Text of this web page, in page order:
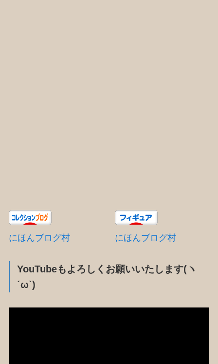
にほんブログ村 にほんブログ村
YouTubeもよろしくお願いいたします(ヽ
´ω`)